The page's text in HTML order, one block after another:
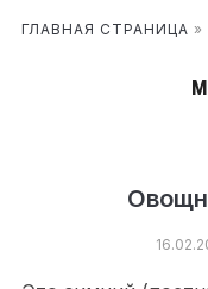
ГЛАВНАЯ СТРАНИЦА »